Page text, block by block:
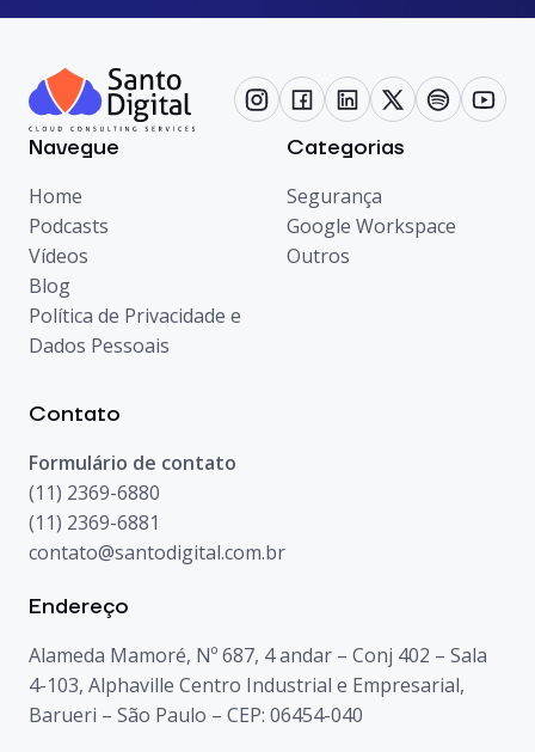
Navegue
Home
Podcasts
Vídeos
Blog
Política de Privacidade e
Dados Pessoais
Categorias
Segurança
Google Workspace
Outros
Contato
Formulário de contato
(11) 2369-6880
(11) 2369-6881
contato@santodigital.com.br
Endereço
Alameda Mamoré, Nº 687, 4 andar – Conj 402 – Sala
4-103, Alphaville Centro Industrial e Empresarial,
Barueri – São Paulo – CEP: 06454-040